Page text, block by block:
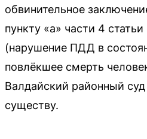
обвинительное
пункту «а» части 4
(нарушение ПДД в
повлёкшее смерть
Валдайский районный
существу.